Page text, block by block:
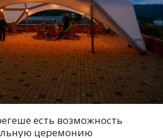
есть возможность
церемонию